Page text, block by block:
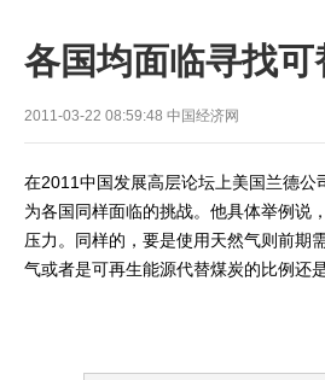
各国均面临寻找
2011-03-22 08:59:48 中国经济网
在2011中国发展高层论坛上美国兰德
为各国同样面临的挑战。他具体举例说
压力。同样的，要是使用天然气则前期
气或者是可再生能源代替煤炭的比例还